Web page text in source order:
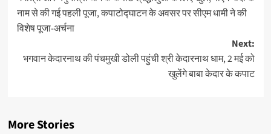
नाम से की गई पहली पूजा, कपाटोद्घाटन के अवसर पर सीएम धामी ने की
विशेष पूजा-अर्चना
Next:
भगवान केदारनाथ की पंचमुखी डोली पहुंची श्री केदारनाथ धाम, 2 मई को
खुलेंगे बाबा केदार के कपाट
More Stories